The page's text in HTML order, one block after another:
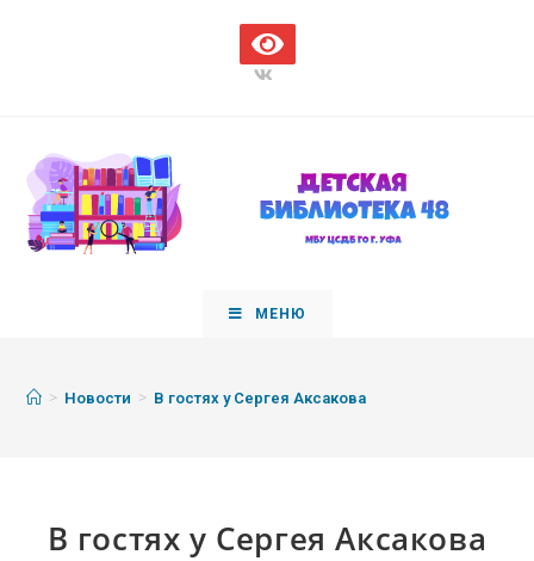
МЕНЮ
> Новости > В гостях у Сергея Аксакова
В гостях у Сергея Аксакова